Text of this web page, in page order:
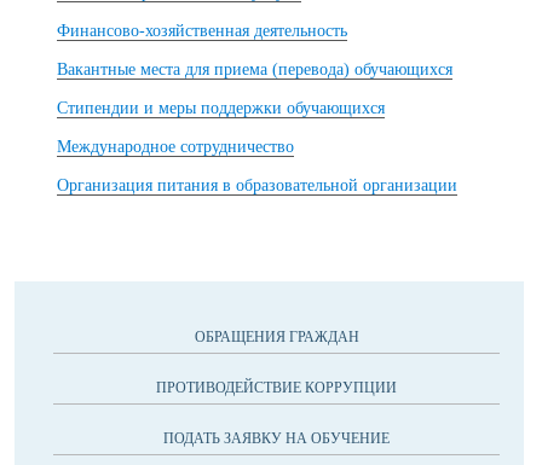
Финансово-хозяйственная деятельность
Вакантные места для приема (перевода) обучающихся
Стипендии и меры поддержки обучающихся
Международное сотрудничество
Организация питания в образовательной организации
ОБРАЩЕНИЯ ГРАЖДАН
ПРОТИВОДЕЙСТВИЕ КОРРУПЦИИ
ПОДАТЬ ЗАЯВКУ НА ОБУЧЕНИЕ